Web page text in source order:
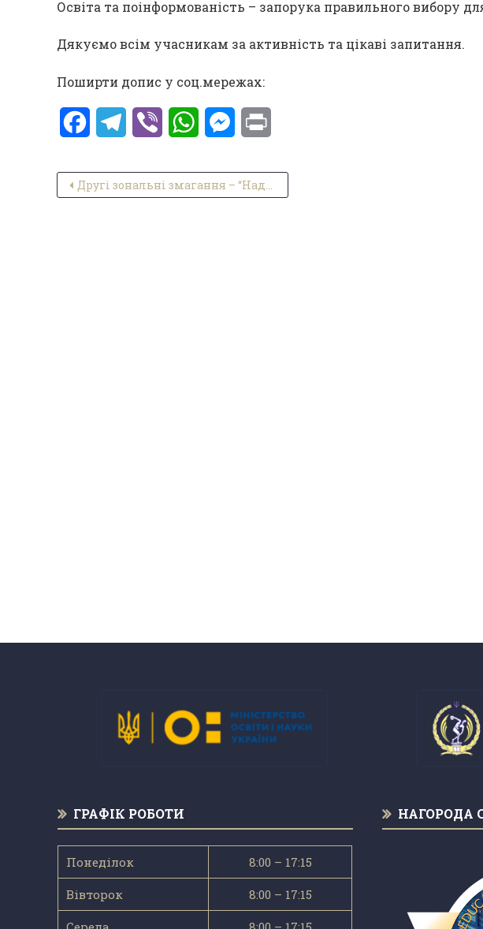
Освіта та поінформованість – запорука правильного вибору
Дякуємо всім учасникам за активність та цікаві запитання.
Поширти допис у соц.мережах:
FacebookTelegram
Viber WhatsAppMessenger
Навігація записів
Другі зональні змагання – “Надія Нації”!
ГРАФІК РОБОТИ
Понеділок 8:00 – 17:15
Вівторок 8:00 – 17:15
НАГОРОДА